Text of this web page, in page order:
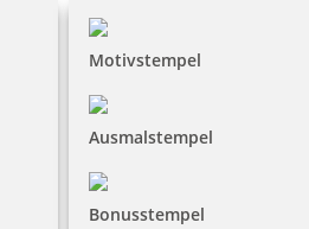
Motivstempel
Ausmalstempel
Bonusstempel